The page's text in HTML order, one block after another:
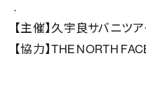
.
【主催】久宇良サバニツ
【協力】THE NORTH